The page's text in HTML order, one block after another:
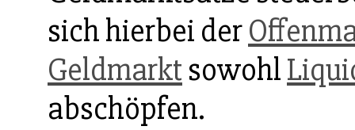
sich hierbei der
Geldmarkt sowohl
abschöpfen.